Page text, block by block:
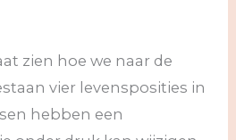
zien hoe we naar de
vier levensposities in
hebben een